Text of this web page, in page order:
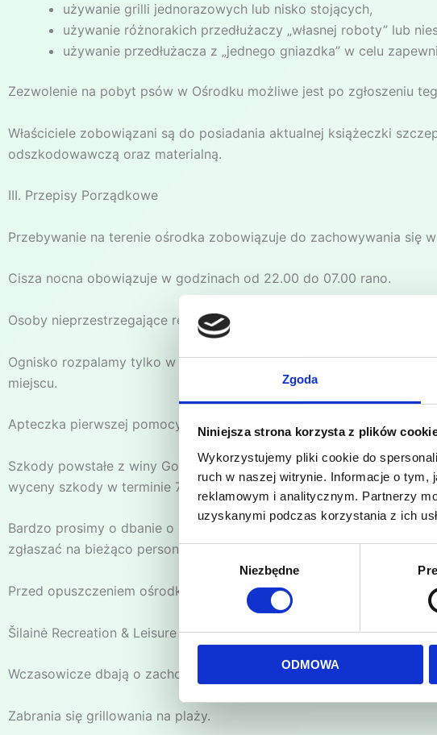
Zgoda
Niniejsza strona korzysta z plików
Wykorzystujemy pliki cookie do
ruch w naszej witrynie. Informacje o tym,
reklamowym i analitycznym. Partnerzy
uzyskanymi podczas korzystania z ich
Niezbędne
ODMOWA
używanie grilli jednorazowych lub nisko stojących,
używanie różnorakich przedłużaczy „własnej roboty” lub
używanie przedłużacza z „jednego gniazdka” w celu
Zezwolenie na pobyt psów w Ośrodku możliwe jest po zgłoszeniu
Właściciele zobowiązani są do posiadania aktualnej książeczki
odszkodowawczą oraz materialną.
III. Przepisy Porządkowe
Przebywanie na terenie ośrodka zobowiązuje do zachowywania się
Cisza nocna obowiązuje w godzinach od 22.00 do 07.00 rano.
Osoby nieprzestrzegające regulaminu, zakłócające spokój i
Ognisko rozpalamy tylko w miejscu co tego wyznaczonym.
miejscu.
Apteczka pierwszej pomocy znajduje się w Recepcji.
Szkody powstałe z winy Gości rozliczane są na miejscu. W
wyceny szkody w terminie 7 dni. W tym przypadku należy
Bardzo prosimy o dbanie o czystość i porządek na terenie ośrodka.
zgłaszać na bieżąco personelowi ośrodka.
Przed opuszczeniem ośrodka powinno się posprzątać zajmowane
Šilainė Recreation & Leisure nie ponosi odpowiedzialności za
Wczasowicze dbają o zachowanie spokoju, umożliwiając sobie i
Zabrania się grillowania na plaży.